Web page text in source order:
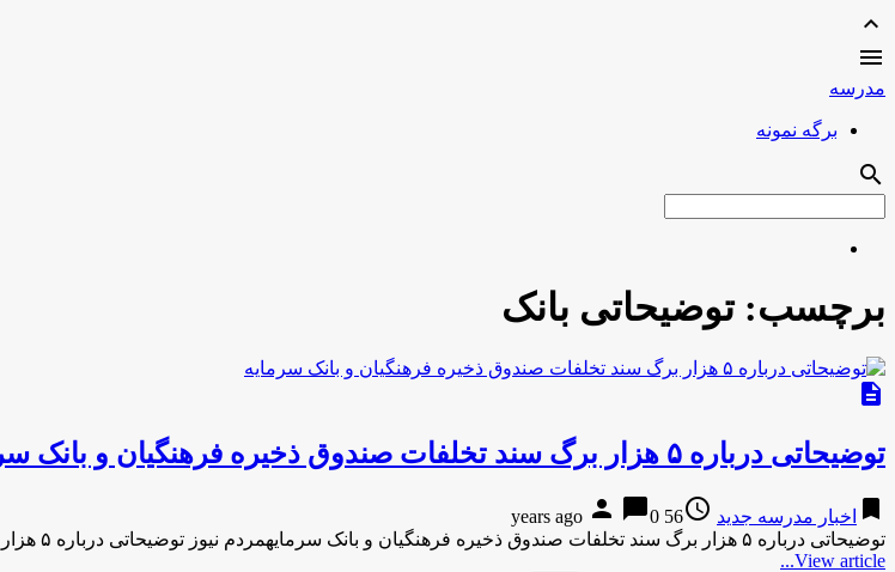
expand_less

مدرسه
برگه نمونه
search
برچسب:توضیحاتی بانک
description
توضیحاتی درباره ۵ هزار برگ سند تخلفات صندوق ذخیره فرهنگیان و بانک سرمایه
bookmark اخبار مدرسه جدید access_time
56 years ago
person chat_bubble0
توضیحاتی درباره ۵ هزار برگ سند تخلفات صندوق ذخیره فرهنگیان و بانک سرمایهمردم نیوز توضیحاتی درباره ۵ هزار برگ سند …
View article...